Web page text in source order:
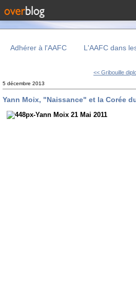
Adhérer à l'AAFC L'AAFC dans
<< Gribouille
5 décembre 2013
Yann Moix, "Naissance" et la Corée